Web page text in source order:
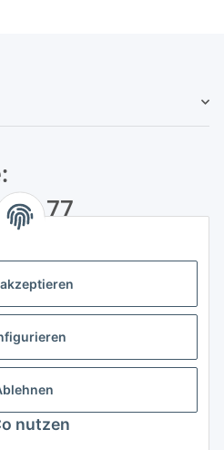
nutzen
77
Gelsenkirchen
- 16:00 Uhr